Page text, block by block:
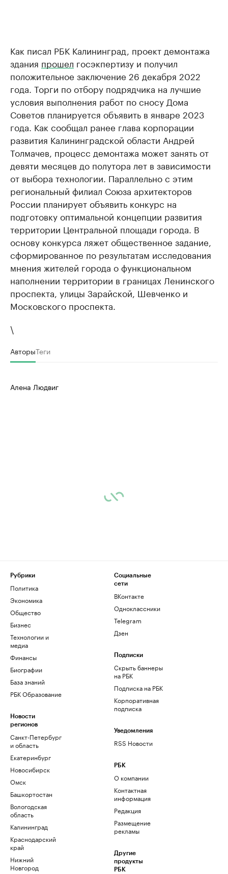
Как писал РБК Калининград, проект демонтажа
здания прошел госэкпертизу и получил
положительное заключение 26 декабря 2022
года. Торги по отбору подрядчика на лучшие
условия выполнения работ по сносу Дома
Советов планируется объявить в январе 2023
года. Как сообщал ранее глава корпорации
развития Калининградской области Андрей
Толмачев, процесс демонтажа может занять от
девяти месяцев до полутора лет в зависимости
от выбора технологии. Параллельно с этим
региональный филиал Союза архитекторов
России планирует объявить конкурс на
подготовку оптимальной концепции развития
территории Центральной площади города. В
основу конкурса ляжет общественное задание,
сформированное по результатам исследования
мнения жителей города о функциональном
наполнении территории в границах Ленинского
проспекта, улицы Зарайской, Шевченко и
Московского проспекта.
\
АвторыТеги
Алена Людвиг
Рубрики
Политика
Экономика
Общество
Бизнес
Технологии и
медиа
Финансы
Биографии
База знаний
РБК Образование
Новости
регионов
Санкт-Петербург
и область
Екатеринбург
Новосибирск
Омск
Башкортостан
Вологодская
область
Калининград
Краснодарский
край
Нижний
Новгород
Социальные
сети
ВКонтакте
Одноклассники
Telegram
Дзен
Подписки
Скрыть баннеры
на РБК
Подписка на РБК
Корпоративная
подписка
Уведомления
RSS Новости
РБК
О компании
Контактная
информация
Редакция
Размещение
рекламы
Другие
продукты
РБК